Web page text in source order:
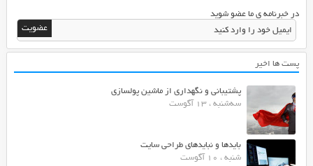
در خبرنامه ی ما عضو شوید
پست ها اخیر
پشتیبانی و نگهداری از ماشین پولسازی
سه‌شنبه ، 13 آگوست
بایدها و نبایدهای طراحی سایت
شنبه ، 10 آگوست